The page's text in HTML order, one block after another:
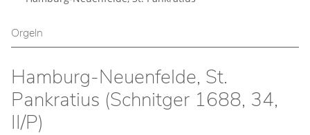
Orgeln
Hamburg-Neuenfelde, St.
Pankratius (Schnitger 1688, 34,
II/P)